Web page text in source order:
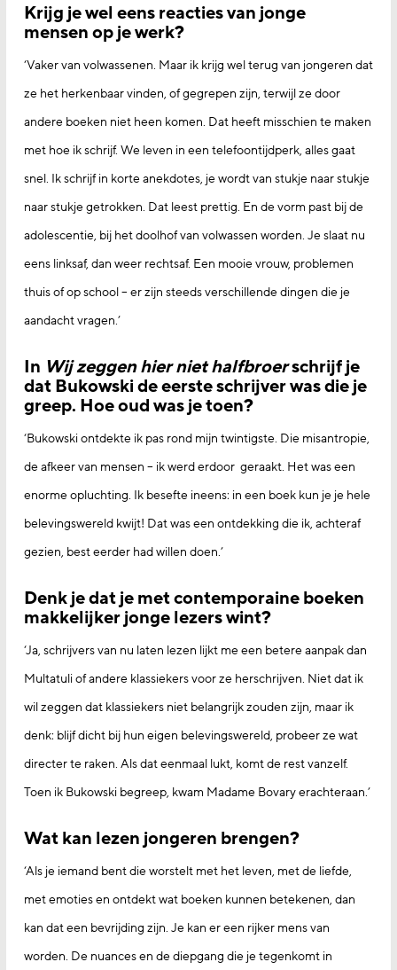
Krijg je wel eens reacties van jonge
mensen op je werk?
‘Vaker van volwassenen. Maar ik krijg wel terug van jongeren dat
ze het herkenbaar vinden, of gegrepen zijn, terwijl ze door
andere boeken niet heen komen. Dat heeft misschien te maken
met hoe ik schrijf. We leven in een telefoontijdperk, alles gaat
snel. Ik schrijf in korte anekdotes, je wordt van stukje naar stukje
naar stukje getrokken. Dat leest prettig. En de vorm past bij de
adolescentie, bij het doolhof van volwassen worden. Je slaat nu
eens linksaf, dan weer rechtsaf. Een mooie vrouw, problemen
thuis of op school – er zijn steeds verschillende dingen die je
aandacht vragen.’
In Wij zeggen hier niet halfbroerschrijf je
dat Bukowski de eerste schrijver was die je
greep. Hoe oud was je toen?
‘Bukowski ontdekte ik pas rond mijn twintigste. Die misantropie,
de afkeer van mensen – ik werd erdoor geraakt. Het was een
enorme opluchting. Ik besefte ineens: in een boek kun je je hele
belevingswereld kwijt! Dat was een ontdekking die ik, achteraf
gezien, best eerder had willen doen.’
Denk je dat je met contemporaine boeken
makkelijker jonge lezers wint?
‘Ja, schrijvers van nu laten lezen lijkt me een betere aanpak dan
Multatuli of andere klassiekers voor ze herschrijven. Niet dat ik
wil zeggen dat klassiekers niet belangrijk zouden zijn, maar ik
denk: blijf dicht bij hun eigen belevingswereld, probeer ze wat
directer te raken. Als dat eenmaal lukt, komt de rest vanzelf.
Toen ik Bukowski begreep, kwam Madame Bovary erachteraan.’
Wat kan lezen jongeren brengen?
‘Als je iemand bent die worstelt met het leven, met de liefde,
met emoties en ontdekt wat boeken kunnen betekenen, dan
kan dat een bevrijding zijn. Je kan er een rijker mens van
worden. De nuances en de diepgang die je tegenkomt in